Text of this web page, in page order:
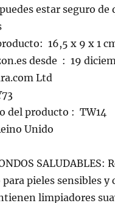
estar seguro
16,5 x 9 x 1
Producto en Amazon.es
Ltd
del producto : ‎ TW14
origen ‏ : ‎ Reino Unido
pieles sensibles
limpiadores